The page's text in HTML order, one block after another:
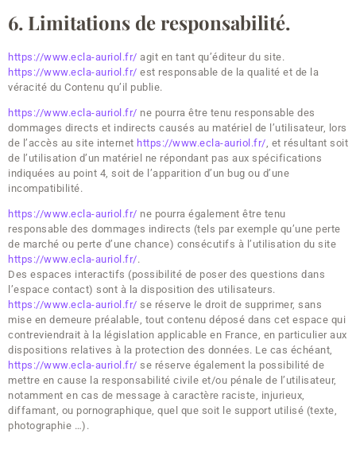
6. Limitations de responsabilité.
https://www.ecla-auriol.fr/ agit en tant qu’éditeur du site.
https://www.ecla-auriol.fr/ est responsable de la qualité et de la
véracité du Contenu qu’il publie.
https://www.ecla-auriol.fr/ ne pourra être tenu responsable des
dommages directs et indirects causés au matériel de l’utilisateur, lors
de l’accès au site internet https://www.ecla-auriol.fr/ , et résultant soit
de l’utilisation d’un matériel ne répondant pas aux spécifications
indiquées au point 4, soit de l’apparition d’un bug ou d’une
incompatibilité.
https://www.ecla-auriol.fr/ ne pourra également être tenu
responsable des dommages indirects (tels par exemple qu’une perte
de marché ou perte d’une chance) consécutifs à l’utilisation du site
https://www.ecla-auriol.fr/.
Des espaces interactifs (possibilité de poser des questions dans
l’espace contact) sont à la disposition des utilisateurs.
https://www.ecla-auriol.fr/ se réserve le droit de supprimer, sans
mise en demeure préalable, tout contenu déposé dans cet espace qui
contreviendrait à la législation applicable en France, en particulier aux
dispositions relatives à la protection des données. Le cas échéant,
https://www.ecla-auriol.fr/ se réserve également la possibilité de
mettre en cause la responsabilité civile et/ou pénale de l’utilisateur,
notamment en cas de message à caractère raciste, injurieux,
diffamant, ou pornographique, quel que soit le support utilisé (texte,
photographie …).